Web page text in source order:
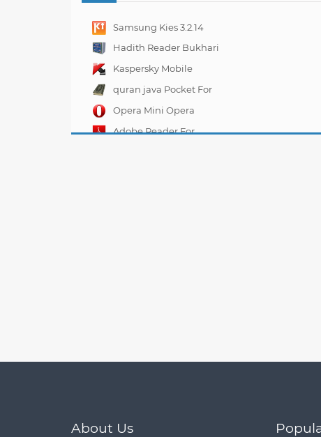
Samsung Kies 3.2.14
Hadith Reader Bukhari
For Nokia N70
Kaspersky Mobile
Security 10.4.47
quran java Pocket For
Opera Mini Opera
Mobile 11.00.11
Adobe Reader For
About Us